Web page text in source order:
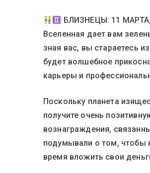
БЛИЗНЕЦЫ: 11
Вселенная дает вам
зная вас, вы стараетесь
будет волшебное
карьеры и
Поскольку планета
получите очень
вознаграждения,
подумывали о том, чтобы
время вложить свои